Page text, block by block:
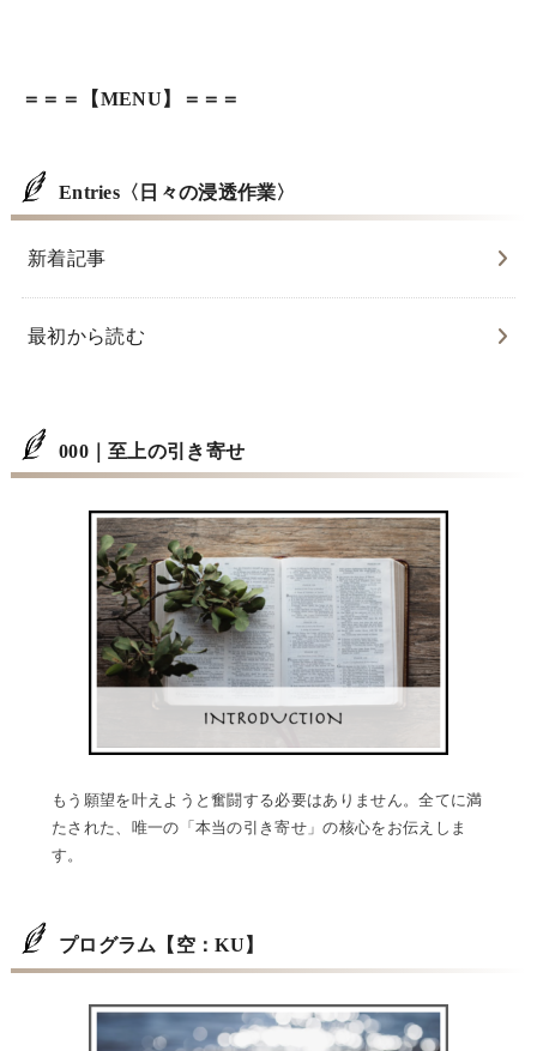
＝＝＝【MENU】＝＝＝
Entries〈日々の浸透作業〉
新着記事
最初から読む
000｜至上の引き寄せ
もう願望を叶えようと奮闘する必要はありません。全てに満
たされた、唯一の「本当の引き寄せ」の核心をお伝えしま
す。
プログラム【空：KU】